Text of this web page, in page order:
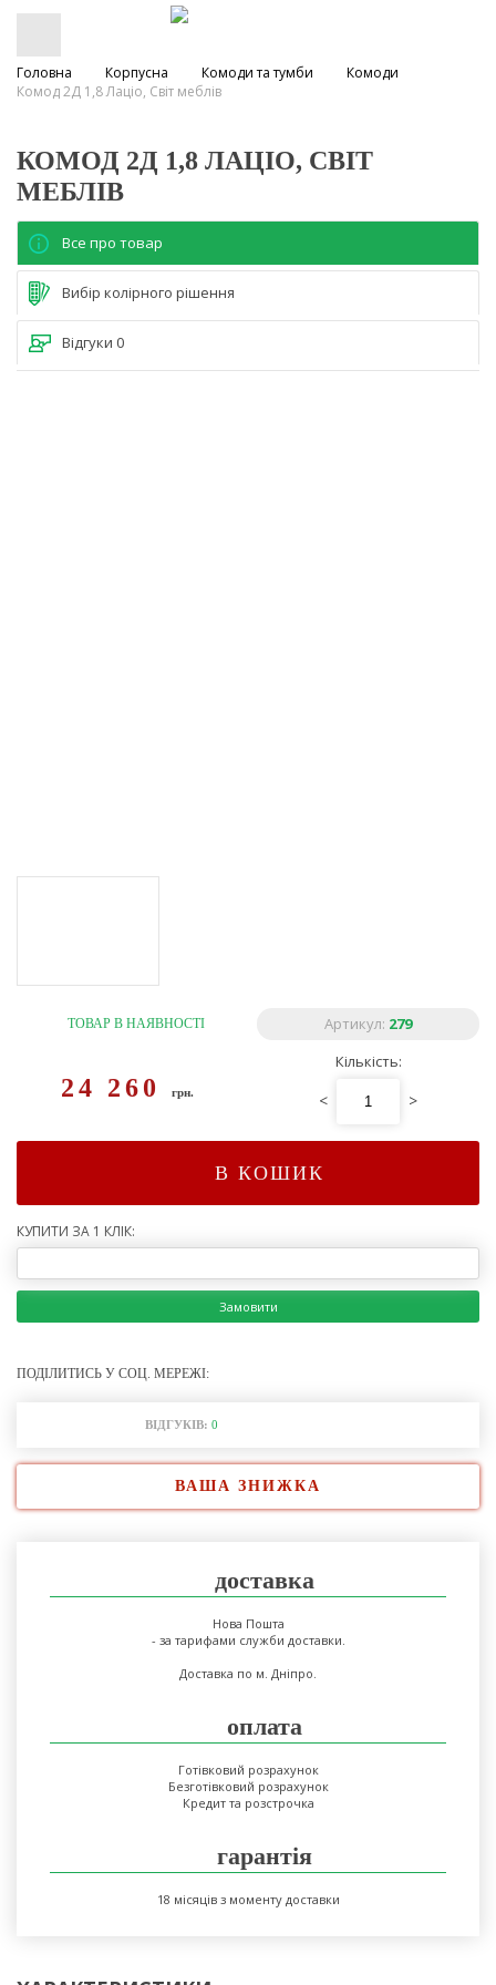
Головна Корпусна Комоди та тумби
Комоди
Комод 2Д 1,8 Лаціо, Світ меблів
КОМОД 2Д 1,8 ЛАЦІО, СВІТ
МЕБЛІВ
Все про товар
Вибір колірного рішення
Відгуки 0
ТОВАР В НАЯВНОСТІ Артикул: 279
24 260грн.
Кількість:
< >
В КОШИК
КУПИТИ ЗА 1 КЛІК:
Замовити
ПОДІЛИТИСЬ У СОЦ. МЕРЕЖІ:
ВІДГУКІВ: 0
ВАША ЗНИЖКА
доставка
Нова Пошта
- за тарифами служби доставки.
Доставка по м. Дніпро.
оплата
Готівковий розрахунок
Безготівковий розрахунок
Кредит та розстрочка
гарантія
18 місяців з моменту доставки